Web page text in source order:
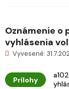
Oznámenie o
vyhlásenia
Vyvesené:
Prílohy